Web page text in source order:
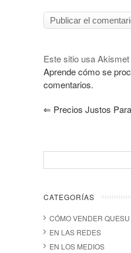
Este sitio usa
Aprende cómo se
comentarios.
⇐ Precios Justos
CATEGORÍAS
CÓMO VENDER QUESU
EN LAS REDES
EN LOS MEDIOS